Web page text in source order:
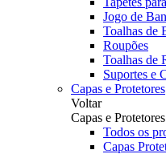
Jogo de
Toalhas de
Roupões
Toalhas de
Suportes e
Capas e Protetores
Voltar
Capas e Protetores
Todos os
Capas